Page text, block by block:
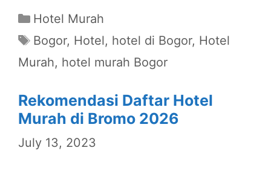
Categories
Hotel Murah
Tags
Bogor, Hotel, hotel di Bogor, Hotel
Murah, hotel murah Bogor
Rekomendasi Daftar Hotel
Murah di Bromo 2026
July 13, 2023